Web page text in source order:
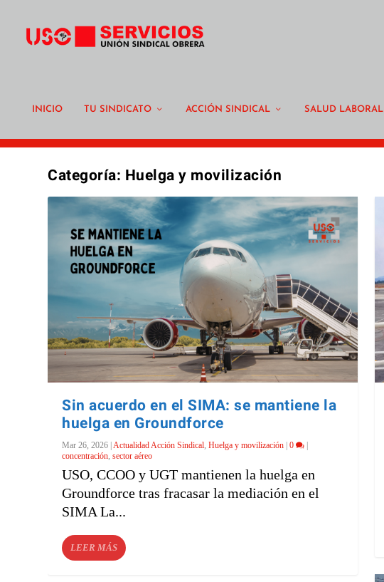
INICIO TU SINDICATO ACCIÓN SINDICAL SALUD LABORAL
Categoría: Huelga y movilización
Sin acuerdo en el SIMA: se mantiene la
huelga en Groundforce
Mar 26, 2026 |Actualidad Acción Sindical,Huelga y movilización |0
concentración,sector aéreo
USO, CCOO y UGT mantienen la huelga en
Groundforce tras fracasar la mediación en el
SIMA La...
LEER MÁS